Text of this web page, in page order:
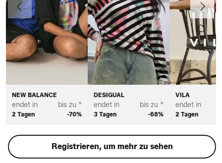
NEW BALANCE
endet in
2 Tagen
bis zu *
-70%
DESIGUAL
endet in
3 Tagen
bis zu *
-68%
VILA
endet in
2 Tagen
Vorherige Weiter
Registrieren, um mehr zu sehen